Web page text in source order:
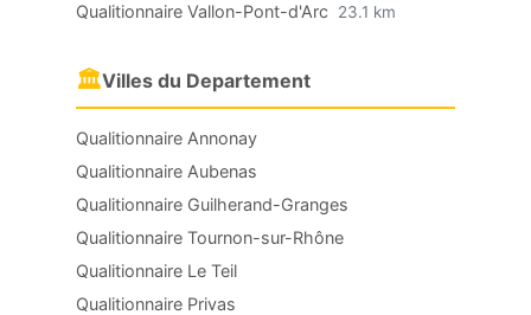
Qualitionnaire Vallon-Pont-d'Arc 23.1 km
🏛Villes du Departement
Qualitionnaire Annonay
Qualitionnaire Aubenas
Qualitionnaire Guilherand-Granges
Qualitionnaire Tournon-sur-Rhône
Qualitionnaire Le Teil
Qualitionnaire Privas